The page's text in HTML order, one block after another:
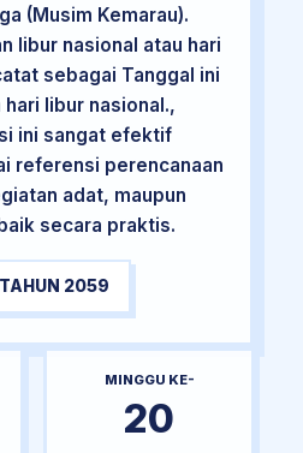
(Musim Kemarau).
libur nasional atau hari
sebagai Tanggal ini
libur nasional.,
ini sangat efektif
referensi perencanaan
adat, maupun
secara praktis.
TAHUN 2059
MINGGU KE-
20